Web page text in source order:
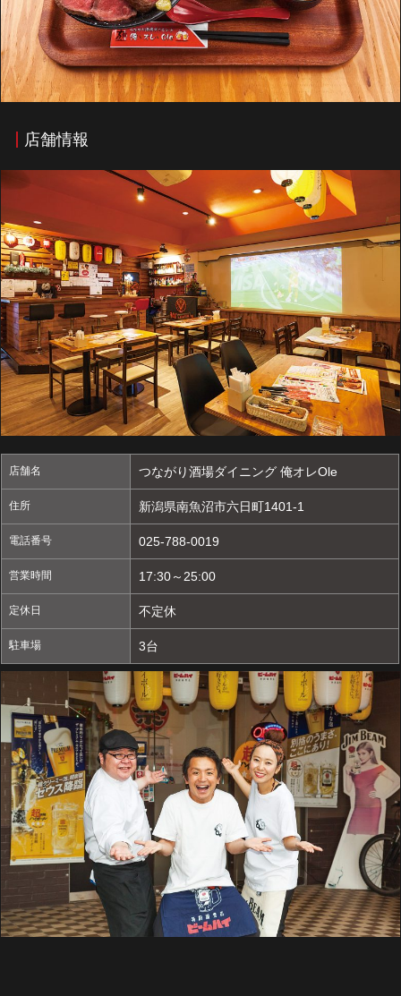
店舗情報
店舗名 つながり酒場ダイニング 俺オレOle
住所 新潟県南魚沼市六日町1401-1
電話番号 025-788-0019
営業時間 17:30～25:00
定休日 不定休
駐車場 3台